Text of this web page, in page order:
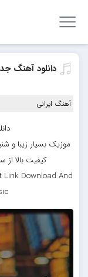
دانلود آهنگ
آهنگ ایرانی
موزیک بسیار زیبا و
کیفیت بالا از
Link Download And